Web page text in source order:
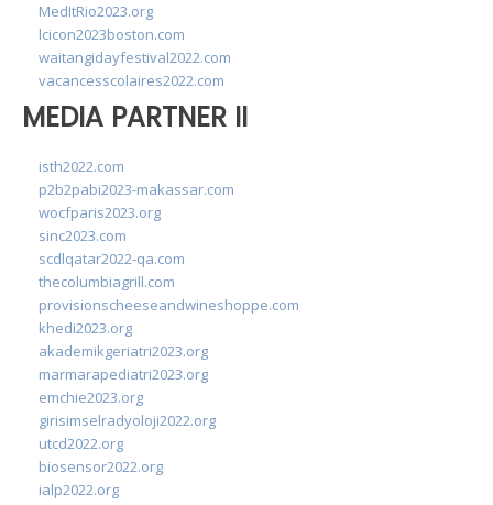
MedItRio2023.org
lcicon2023boston.com
waitangidayfestival2022.com
vacancesscolaires2022.com
MEDIA PARTNER II
isth2022.com
p2b2pabi2023-makassar.com
wocfparis2023.org
sinc2023.com
scdlqatar2022-qa.com
thecolumbiagrill.com
provisionscheeseandwineshoppe.com
khedi2023.org
akademikgeriatri2023.org
marmarapediatri2023.org
emchie2023.org
girisimselradyoloji2022.org
utcd2022.org
biosensor2022.org
ialp2022.org